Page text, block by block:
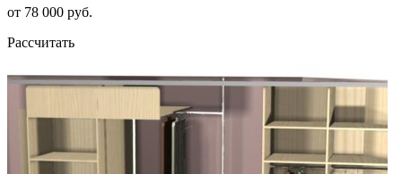
от 78 000 руб.
Рассчитать